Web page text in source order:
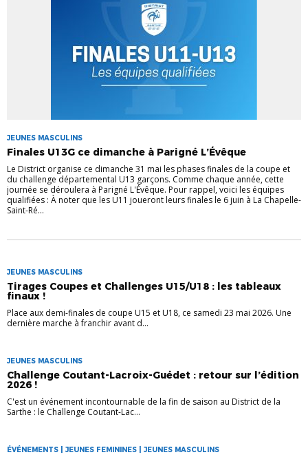
JEUNES MASCULINS
Finales U13G ce dimanche à Parigné L’Évêque
Le District organise ce dimanche 31 mai les phases finales de la coupe et
du challenge départemental U13 garçons. Comme chaque année, cette
journée se déroulera à Parigné L'Évêque. Pour rappel, voici les équipes
qualifiées : À noter que les U11 joueront leurs finales le 6 juin à La Chapelle-
Saint-Ré...
JEUNES MASCULINS
Tirages Coupes et Challenges U15/U18 : les tableaux
finaux !
Place aux demi-finales de coupe U15 et U18, ce samedi 23 mai 2026. Une
dernière marche à franchir avant d...
JEUNES MASCULINS
Challenge Coutant-Lacroix-Guédet : retour sur l’édition
2026 !
C'est un événement incontournable de la fin de saison au District de la
Sarthe : le Challenge Coutant-Lac...
ÉVÉNEMENTS | JEUNES FEMININES | JEUNES MASCULINS